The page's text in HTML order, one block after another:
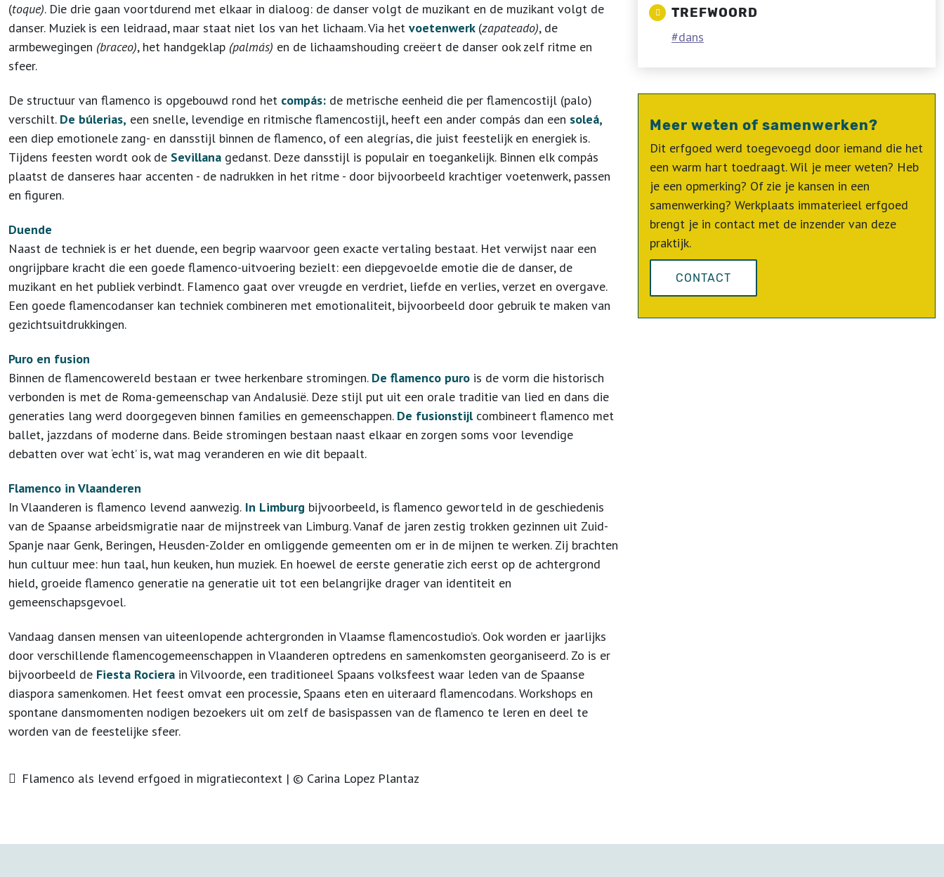
(toque). Die drie gaan voortdurend met elkaar in dialoog: de danser volgt de muzikant en de muzikant volgt de
danser. Muziek is een leidraad, maar staat niet los van het lichaam. Via het voetenwerk (zapateado), de
armbewegingen (braceo), het handgeklap (palmás) en de lichaamshouding creëert de danser ook zelf ritme en
sfeer.
De structuur van flamenco is opgebouwd rond het compás: de metrische eenheid die per flamencostijl (palo)
verschilt. De búlerias, een snelle, levendige en ritmische flamencostijl, heeft een ander compás dan een soleá,
een diep emotionele zang- en dansstijl binnen de flamenco, of een alegrías, die juist feestelijk en energiek is.
Tijdens feesten wordt ook de Sevillana gedanst. Deze dansstijl is populair en toegankelijk. Binnen elk compás
plaatst de danseres haar accenten - de nadrukken in het ritme - door bijvoorbeeld krachtiger voetenwerk, passen
en figuren.
Duende
Naast de techniek is er het duende, een begrip waarvoor geen exacte vertaling bestaat. Het verwijst naar een
ongrijpbare kracht die een goede flamenco-uitvoering bezielt: een diepgevoelde emotie die de danser, de
muzikant en het publiek verbindt. Flamenco gaat over vreugde en verdriet, liefde en verlies, verzet en overgave.
Een goede flamencodanser kan techniek combineren met emotionaliteit, bijvoorbeeld door gebruik te maken van
gezichtsuitdrukkingen.
Puro en fusion
Binnen de flamencowereld bestaan er twee herkenbare stromingen. De flamenco puro is de vorm die historisch
verbonden is met de Roma-gemeenschap van Andalusië. Deze stijl put uit een orale traditie van lied en dans die
generaties lang werd doorgegeven binnen families en gemeenschappen. De fusionstijlcombineert flamenco met
ballet, jazzdans of moderne dans. Beide stromingen bestaan naast elkaar en zorgen soms voor levendige
debatten over wat ‘echt’ is, wat mag veranderen en wie dit bepaalt.
Flamenco in Vlaanderen
In Vlaanderen is flamenco levend aanwezig. In Limburg bijvoorbeeld, is flamenco geworteld in de geschiedenis
van de Spaanse arbeidsmigratie naar de mijnstreek van Limburg. Vanaf de jaren zestig trokken gezinnen uit Zuid-
Spanje naar Genk, Beringen, Heusden-Zolder en omliggende gemeenten om er in de mijnen te werken. Zij brachten
hun cultuur mee: hun taal, hun keuken, hun muziek. En hoewel de eerste generatie zich eerst op de achtergrond
hield, groeide flamenco generatie na generatie uit tot een belangrijke drager van identiteit en
gemeenschapsgevoel.
Vandaag dansen mensen van uiteenlopende achtergronden in Vlaamse flamencostudio’s. Ook worden er jaarlijks
door verschillende flamencogemeenschappen in Vlaanderen optredens en samenkomsten georganiseerd. Zo is er
bijvoorbeeld de Fiesta Rociera in Vilvoorde, een traditioneel Spaans volksfeest waar leden van de Spaanse
diaspora samenkomen. Het feest omvat een processie, Spaans eten en uiteraard flamencodans. Workshops en
spontane dansmomenten nodigen bezoekers uit om zelf de basispassen van de flamenco te leren en deel te
worden van de feestelijke sfeer.
Flamenco als levend erfgoed in migratiecontext | © Carina Lopez Plantaz
TREFWOORD
dans
Meer weten of samenwerken?
Dit erfgoed werd toegevoegd door iemand die het
een warm hart toedraagt. Wil je meer weten? Heb
je een opmerking? Of zie je kansen in een
samenwerking? Werkplaats immaterieel erfgoed
brengt je in contact met de inzender van deze
praktijk.
CONTACT